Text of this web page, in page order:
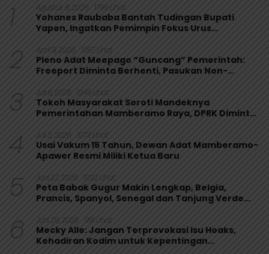
1 Agustus 6, 2026 1799 Lihat
Yohanes Raubaba Bantah Tudingan Bupati
Yapen, Ingatkan Pemimpin Fokus Urus
2 April 9, 2026 1357 Lihat
Pleno Adat Meepago “Guncang” Pemerintah:
Freeport Diminta Berhenti, Pasukan Non-
3 Juli 6, 2026 1245 Lihat
Tokoh Masyarakat Soroti Mandeknya
Pemerintahan Mamberamo Raya, DPRK Diminta
4 Juli 2, 2026 1073 Lihat
Usai Vakum 15 Tahun, Dewan Adat Mamberamo-
Apawer Resmi Miliki Ketua Baru
5 Juni 27, 2026 1032 Lihat
Peta Babak Gugur Makin Lengkap, Belgia,
Prancis, Spanyol, Senegal dan Tanjung Verde
6 Juni 29, 2026 991 Lihat
Mecky Alle: Jangan Terprovokasi Isu Hoaks,
Kehadiran Kodim untuk Kepentingan